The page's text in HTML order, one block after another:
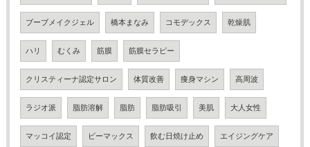
ブーブメイクジェル 橋本まなみ コモデックス 乾燥肌
ハリ むくみ 筋膜 筋膜セラピー
クリスティーナ認定サロン 体質改善 痩身マシン 高周波
ラジオ派 脂肪溶解 脂肪 脂肪吸引 美肌 大人女性
マッコイ認定 ビーマックス 飲む日焼け止め エイジングケア